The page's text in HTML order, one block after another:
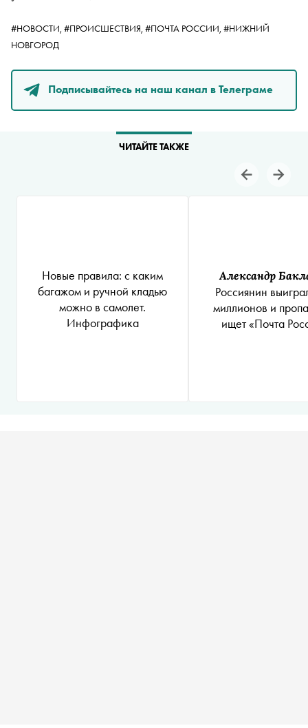
#НОВОСТИ, #ПРОИСШЕСТВИЯ, #ПОЧТА РОССИИ, #НИЖНИЙ
НОВГОРОД
Подписывайтесь на наш канал в Телеграме
ЧИТАЙТЕ ТАКЖЕ
Новые правила: с каким
багажом и ручной кладью
можно в самолет.
Инфографика
Александр
Россиянин
миллионов и
ищет «Почта